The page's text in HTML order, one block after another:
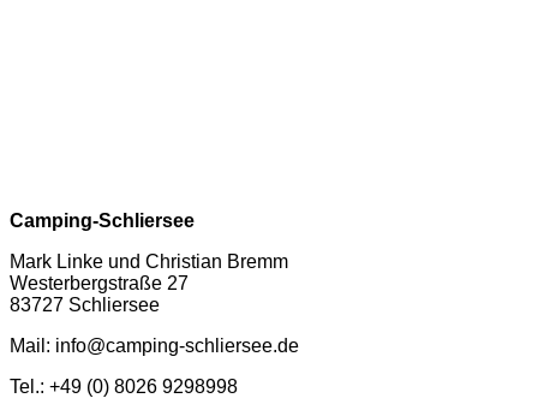
Camping-Schliersee
Mark Linke und Christian Bremm
Westerbergstraße 27
83727 Schliersee
Mail: info@camping-schliersee.de
Tel.: +49 (0) 8026 9298998